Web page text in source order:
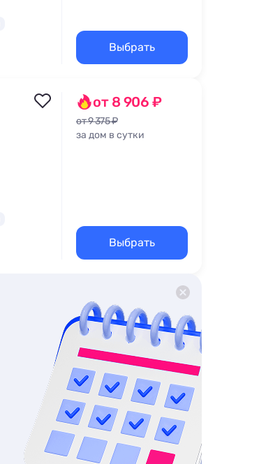
Выбрать
от 8 906 ₽
от 9 375 ₽
за дом в сутки
Выбрать